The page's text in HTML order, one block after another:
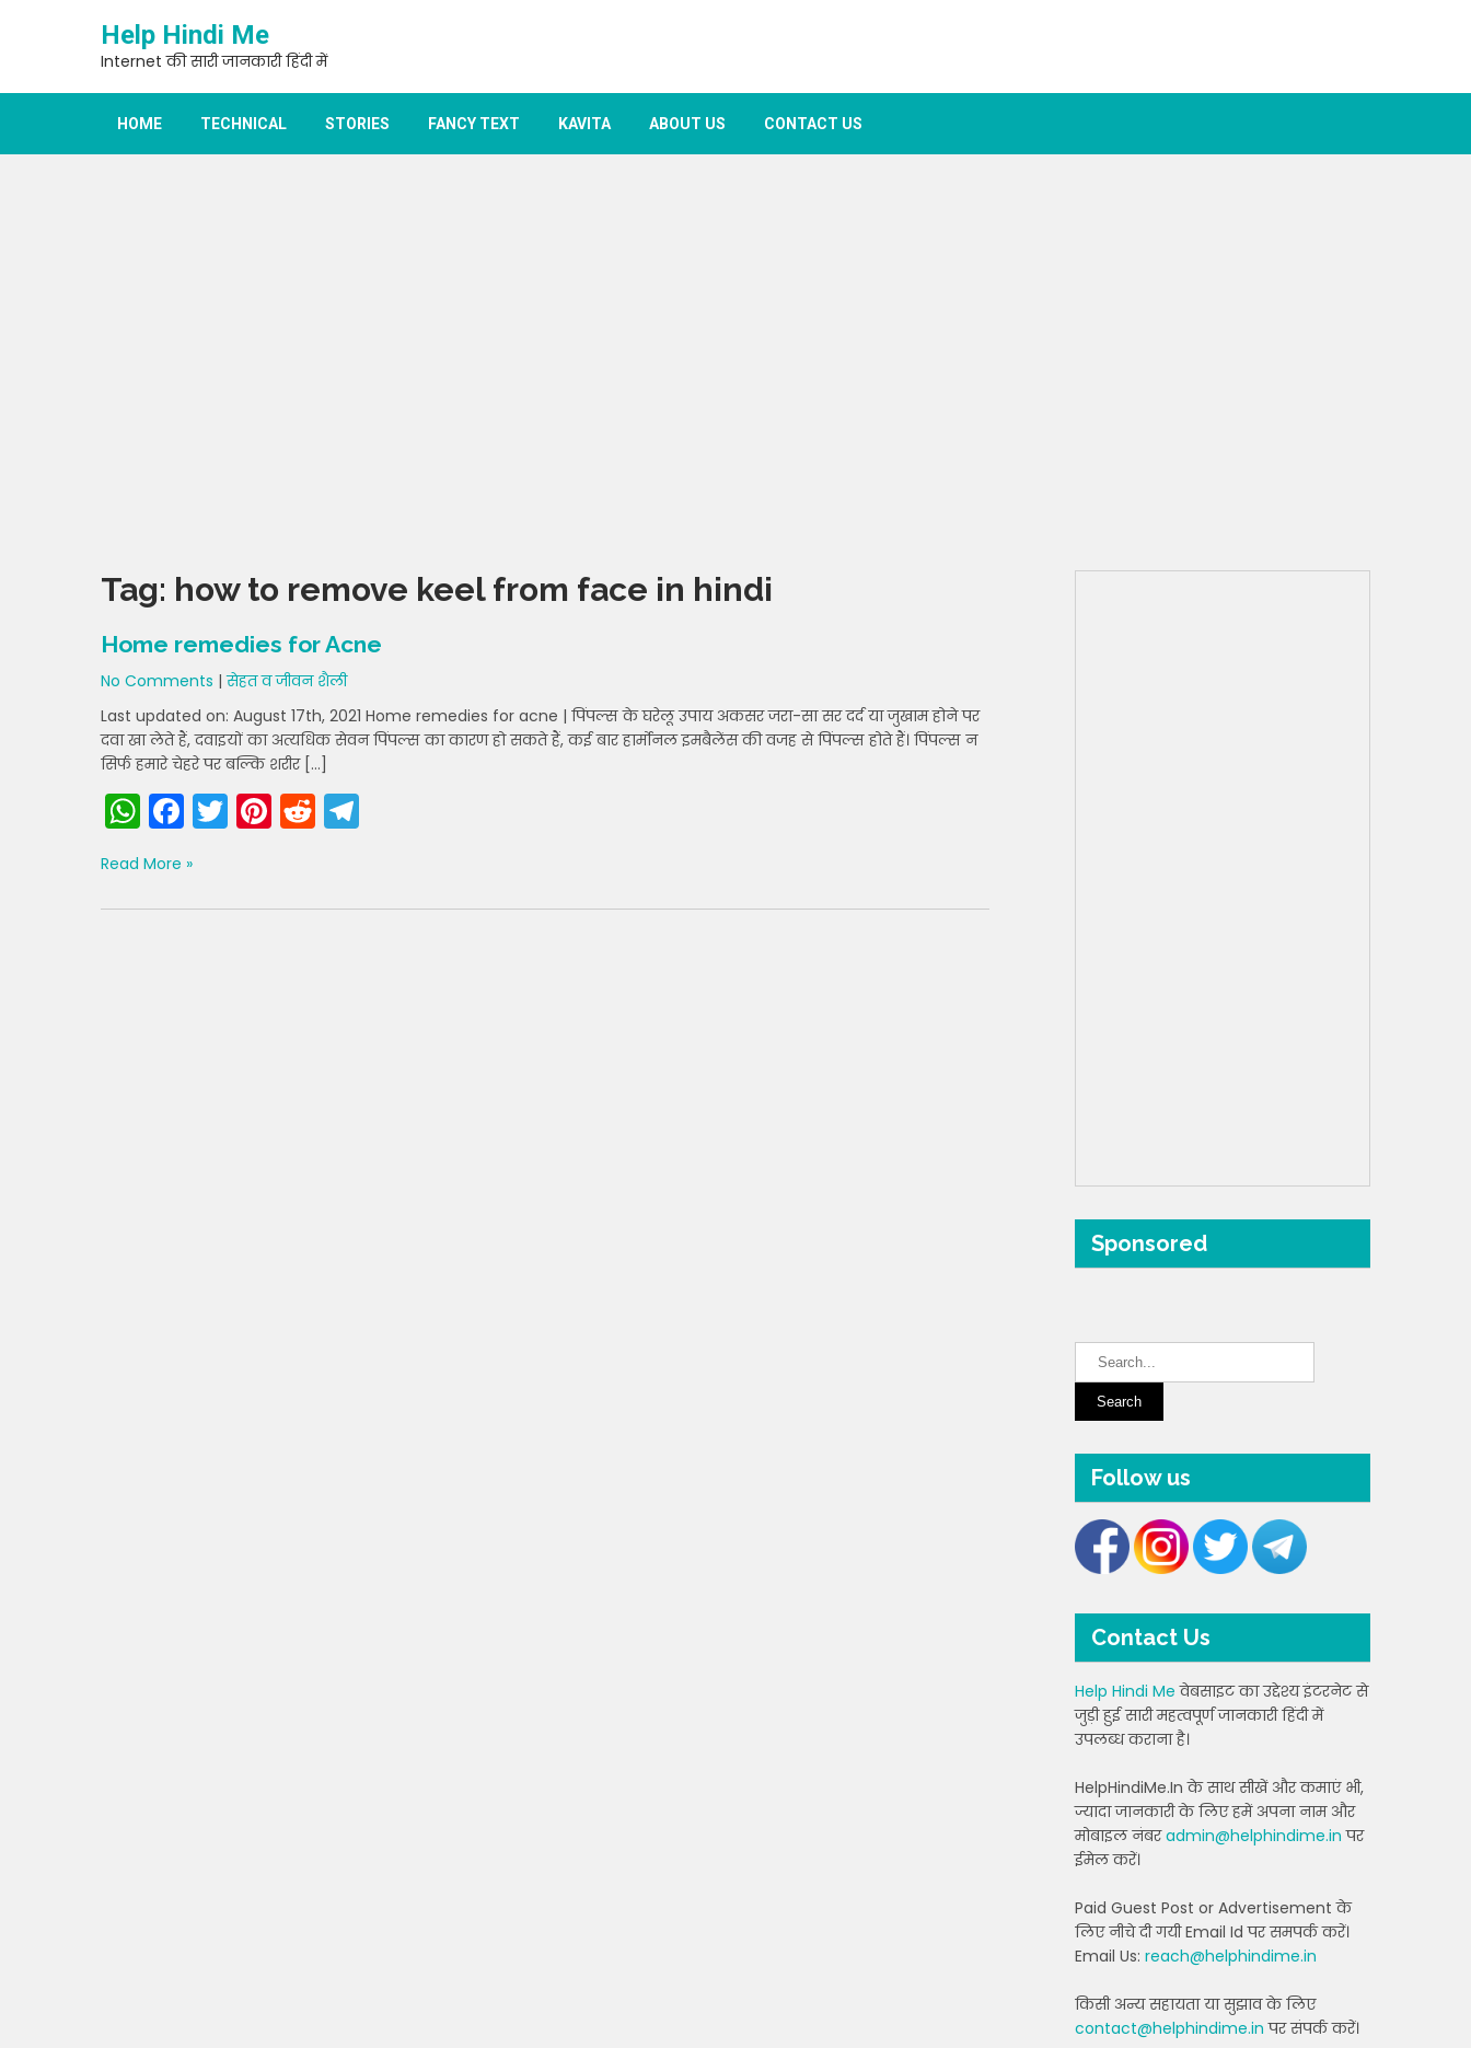
Help Hindi Me
Internet की सारी जानकारी हिंदी में
HOME TECHNICAL STORIES FANCY TEXT KAVITA ABOUT US CONTACT US
Tag: how to remove keel from face in hindi
Home remedies for Acne
No Comments |सेहत व जीवन शैली
Last updated on: August 17th, 2021 Home remedies for acne | पिंपल्स के घरेलू उपाय अकसर जरा-सा सर दर्द या जुखाम होने पर
दवा खा लेते हैं, दवाइयों का अत्यधिक सेवन पिंपल्स का कारण हो सकते हैं, कई बार हार्मोनल इमबैलेंस की वजह से पिंपल्स होते हैं। पिंपल्स न
सिर्फ हमारे चेहरे पर बल्कि शरीर […]
W
h
a
ts
F
a
c
e
T
w
er
Pi
nt
e
R
e
di gr
Read More »
Sponsored
Follow us
Contact Us
Help Hindi Me वेबसाइट का उद्देश्य इंटरनेट से
जुड़ी हुई सारी महत्वपूर्ण जानकारी हिंदी में
उपलब्ध कराना है।
HelpHindiMe.In के साथ सीखें और कमाएं भी,
ज्यादा जानकारी के लिए हमें अपना नाम और
मोबाइल नंबरadmin@helphindime.in पर
ईमेल करें।
Paid Guest Post or Advertisement के
लिए नीचे दी गयी Email Id पर समपर्क करें।
Email Us: reach@helphindime.in
किसी अन्य सहायता या सुझाव के लिए
contact@helphindime.in पर संपर्क करें।